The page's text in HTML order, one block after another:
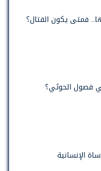
فمتى يكون القتال؟
فصول الحوثي؟
الإنسانية